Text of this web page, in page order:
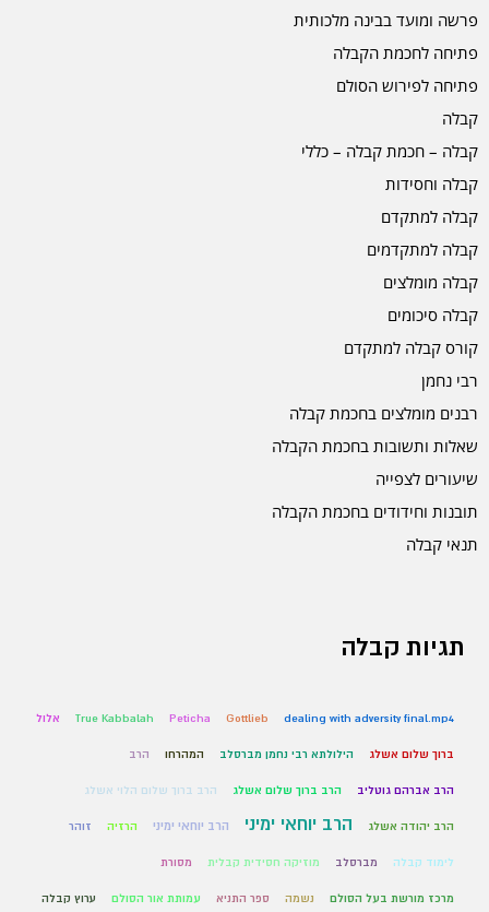
פרשה ומועד בבינה מלכותית
פתיחה לחכמת הקבלה
פתיחה לפירוש הסולם
קבלה
קבלה – חכמת קבלה – כללי
קבלה וחסידות
קבלה למתקדם
קבלה למתקדמים
קבלה מומלצים
קבלה סיכומים
קורס קבלה למתקדם
רבי נחמן
רבנים מומלצים בחכמת קבלה
שאלות ותשובות בחכמת הקבלה
שיעורים לצפייה
תובנות וחידודים בחכמת הקבלה
תנאי קבלה
תגיות קבלה
dealing with adversity final.mp4
Gottlieb
Peticha
True Kabbalah אלול
ברוך שלום אשלג הילולתא רבי נחמן מברסלב המהרחו הרב
הרב אברהם גוטליב הרב ברוך שלום אשלג הרב ברוך שלום הלוי אשלג
הרב יהודה אשלג הרב יוחאי ימיני הרב יוחאי ימיני הרזיה זוהר
לימוד קבלה מברסלב מוזיקה חסידית קבלית מסורת
מרכז מורשת בעל הסולם נשמה ספר התניא עמותת אור הסולם ערוץ קבלה